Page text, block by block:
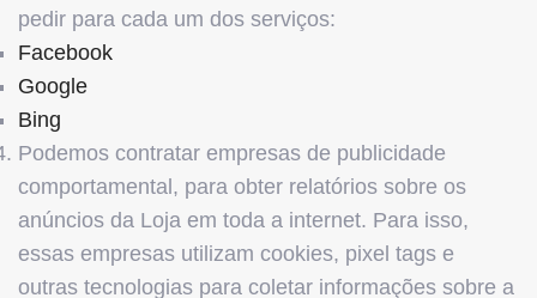
pedir para cada um dos serviços:
Facebook
Google
Bing
Podemos contratar empresas de publicidade
comportamental, para obter relatórios sobre os
anúncios da Loja em toda a internet. Para isso,
essas empresas utilizam cookies, pixel tags e
outras tecnologias para coletar informações sobre a